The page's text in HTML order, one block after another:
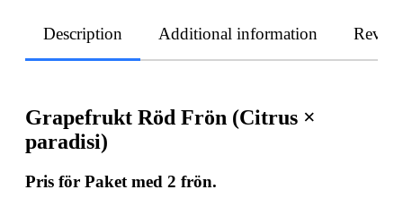
Description Additional information
Grapefrukt Röd Frön (Citrus ×
paradisi)
Pris för Paket med 2 frön.